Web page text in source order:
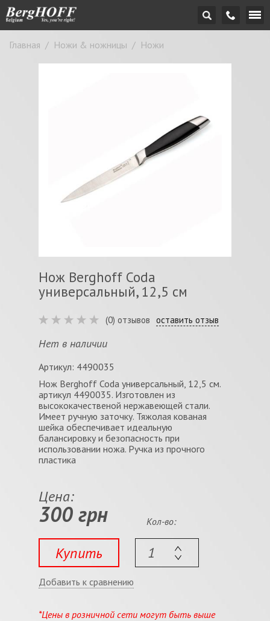
Главная / Ножи & ножницы / Ножи
Нож Berghoff Coda
универсальный, 12,5 см
(0) отзывов оставить отзыв
Нет в наличии
Артикул: 4490035
Нож Berghoff Coda универсальный, 12,5 см.
артикул 4490035. Изготовлен из
высококачественой нержавеющей стали.
Имеет ручную заточку. Тяжолая кованая
шейка обеспечивает идеальную
балансировку и безопасность при
использовании ножа. Ручка из прочного
пластика
Цена:
300 грн
Купить
Кол-во:
Добавить к сравнению
*Цены в розничной сети могут быть выше